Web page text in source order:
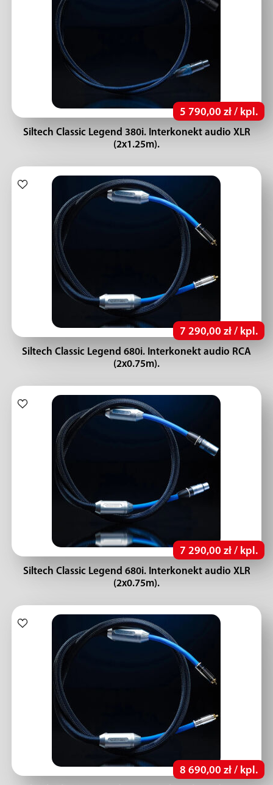
5 790,00 zł / kpl.
Siltech Classic Legend 380i. Interkonekt audio XLR
(2x1.25m).
7 290,00 zł / kpl.
Siltech Classic Legend 680i. Interkonekt audio RCA
(2x0.75m).
7 290,00 zł / kpl.
Siltech Classic Legend 680i. Interkonekt audio XLR
(2x0.75m).
8 690,00 zł / kpl.